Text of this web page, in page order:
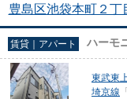
豊島区池袋本町２丁
賃貸｜アパート ハーモ
東武東
埼京線 「